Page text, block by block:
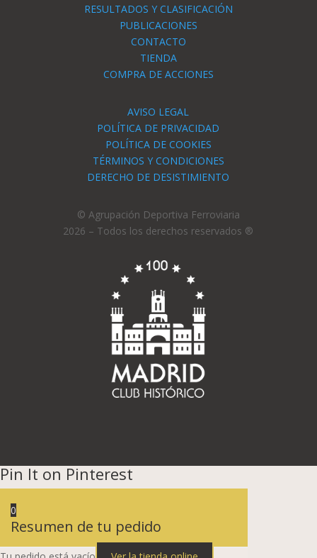
RESULTADOS Y CLASIFICACIÓN
PUBLICACIONES
CONTACTO
TIENDA
COMPRA DE ACCIONES
AVISO LEGAL
POLÍTICA DE PRIVACIDAD
POLÍTICA DE COOKIES
TÉRMINOS Y CONDICIONES
DERECHO DE DESISTIMIENTO
© Agrupación Deportiva Ferroviaria
2026 – Todos los derechos reservados ®
Pin It on Pinterest
0
Resumen de tu pedido